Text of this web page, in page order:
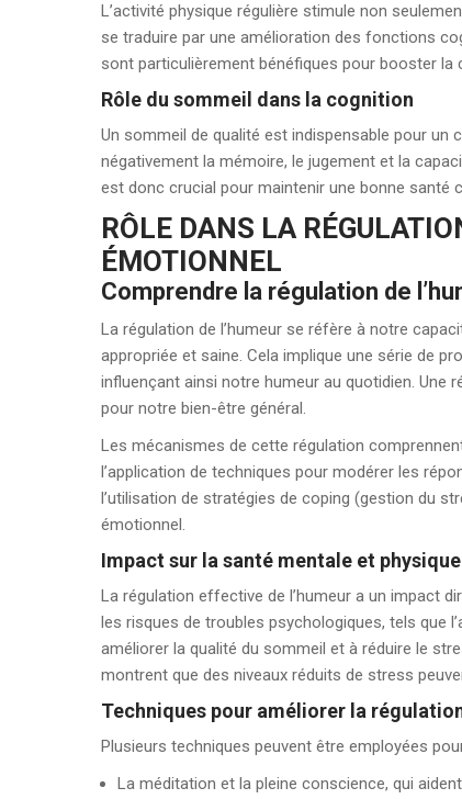
L’activité physique régulière stimule non
se traduire par une amélioration des fonctions
sont particulièrement bénéfiques pour booster la
Rôle du sommeil dans la cognition
Un sommeil de qualité est indispensable pour
négativement la mémoire, le jugement et la
est donc crucial pour maintenir une bonne santé
RÔLE DANS LA
ÉMOTIONNEL
Comprendre la régulation de
La régulation de l’humeur se réfère à notre
appropriée et saine. Cela implique une série de
influençant ainsi notre humeur au quotidien. Une
pour notre bien-être général.
Les mécanismes de cette régulation
l’application de techniques pour modérer les
l’utilisation de stratégies de coping (gestion du
émotionnel.
Impact sur la santé mentale et physique
La régulation effective de l’humeur a un impact
les risques de troubles psychologiques, tels que
améliorer la qualité du sommeil et à réduire le
montrent que des niveaux réduits de stress
Techniques pour améliorer la
Plusieurs techniques peuvent être employées
La méditation et la pleine conscience, qui